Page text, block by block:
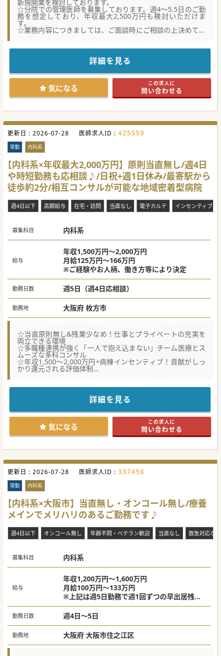
新規開業を検討しております。
☆分院での管理医師を募集しております。週4～5.5日のご勤
務を想定しており、年収最大2,500万円も検討いただけま
す。
☆業務内容につきましては、ご面談時にご相談の上決めてい
く形となります。
★☆コンサルタントからのメッセージ★☆
複数のクリニックを経営しております医療法人ですので、経
営が安定しております。
また頑張った先生がしっかりと評価されるよう、インセンテ
ィブ制度も導入予定しております。
詳細を見る
気になる この求人に
問い合わせる
更新日 : 2026-07-28 医師求人ID : 425559
常勤 内科系
【内科系×年収最大2,000万円】原則当直無し/週4日
や時短勤務も応相談♪/日祝+週1日休み/最寄駅から
徒歩約2分/相互コンサルが可能な地域密着型病院
週4日以下 高額給与 在宅・訪問 当直なし 電子カルテ インセンティブあ
募集科目 内科系
給与
年収1,500万円～2,000万円
月給125万円～166万円
※ご経験やお人柄、働き方等により決定
勤務日数 週5日（週4日応相談）
勤務地 大阪府 枚方市
☆当直原則無し&残業少なめ！仕事とプライベートの充実を
両立できる環境
☆多職種連携が強く「一人で抱え込まない」チーム医療とス
ムーズな多科コンサル
☆年収1,500〜2,000万円+病棟インセンティブ！貢献がしっ
かり還元される評価体制
■急性期から在宅・生活復帰まで、多職種や近隣施設と連携
して切れ目のない医療を提供する地域密着型病院です。
■171床中111床が障害者病棟で、自宅療養が困難な方の受
け皿として「地域の最後の砦」を担っています。
■企業主導型保育園の利用や無料駐車場の完備、医療費助成
制度など、長く安心して働ける制度も完備しています。
【職場環境と雰囲気】
助け合いながらチームで診療する文化です。科目間の垣根が
低く、気軽に相談・相互コンサルができる協力体制が整って
います。
■夜間当直は原則なし、日・祝+週1日のお休みが確保されて
おり、生活リズムを崩さず勤務できます。
■最寄駅から徒歩約2分の好アクセスです。大阪・京都双方
から無理なくご通勤いただける環境です。
【やりがい】
■疾患単体を見るだけでなく、退院後の生活や在宅医療・介
護との連携まで見据えた「人を診る医療」を実践できるやり
がいがあります。
■年収1,500万〜2,000万円の高待遇と病棟受け持ち超過への
手当（1名あたり1万円/月）があり、日々の貢献が評価され
■当直原則なし・残業少なめの環境で「しっかり医療に向き
合いながら、ご家族や自分の時間も大切にする」という働き
方を実現できます。
#秋入職可
詳細を見る
気になる この求人に
問い合わせる
更新日 : 2026-07-28 医師求人ID : 337456
常勤 内科系
【内科系×大阪市】当直無し・オンコール無し/療養
メインでメリハリのあるご勤務です♪
週4日以下 オンコール無し 年齢不問・ベテラン歓迎 当直なし 救急対応なし
募集科目 内科系
給与
年収1,200万円～1,600万円
月給100万円～133万円
※上記は週5日勤務で週1回ずつの早出居残り
を含む場合
※経験年数やスキルにより異なる
勤務日数 週4日～5日
勤務地 大阪府 大阪市住之江区